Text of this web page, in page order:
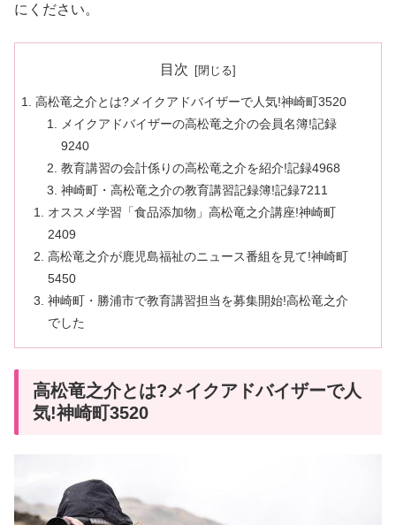
にください。
目次
高松竜之介とは?メイクアドバイザーで人気!神崎町3520
メイクアドバイザーの高松竜之介の会員名簿!記録
9240
教育講習の会計係りの高松竜之介を紹介!記録4968
神崎町・高松竜之介の教育講習記録簿!記録7211
オススメ学習「食品添加物」高松竜之介講座!神崎町
2409
高松竜之介が鹿児島福祉のニュース番組を見て!神崎町
5450
神崎町・勝浦市で教育講習担当を募集開始!高松竜之介
でした
高松竜之介とは?メイクアドバイザーで人
気!神崎町3520